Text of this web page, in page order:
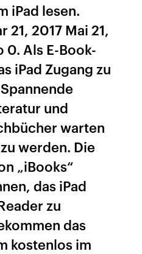
iPad lesen.
21, 2017 Mai 21,
0. Als E-Book-
iPad Zugang zu
und
warten
werden. Die
„iBooks“
das iPad
zu
das
kostenlos im